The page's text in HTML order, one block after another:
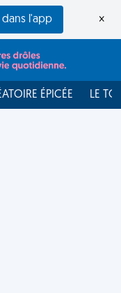
dans l'app ×
ÉPICÉE LE